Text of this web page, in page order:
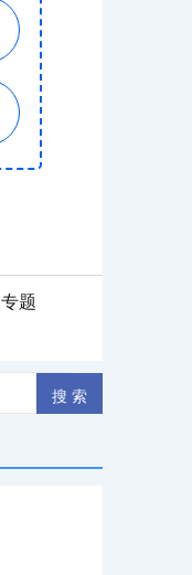
专题